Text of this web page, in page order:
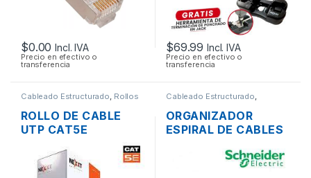
$0.00 Incl. IVA
Precio en efectivo o
transferencia
$69.99 Incl. IVA
Precio en efectivo o
transferencia
Cableado Estructurado Rollos
ROLLO DE CABLE
UTP CAT5E
NEXXT 305M CMX
Cableado Estructurado
Canaletas para Cableado y
Accesorios
ORGANIZADOR
ESPIRAL DE CABLES
NEGRO 12MM 10